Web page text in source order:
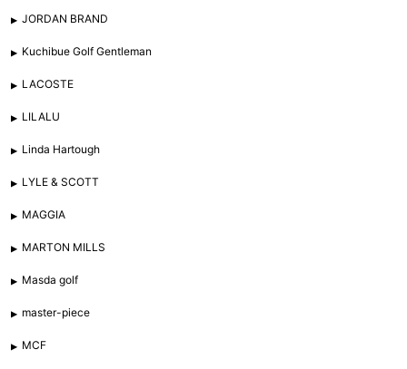
JORDAN BRAND
Kuchibue Golf Gentleman
LACOSTE
LILALU
Linda Hartough
LYLE & SCOTT
MAGGIA
MARTON MILLS
Masda golf
master-piece
MCF